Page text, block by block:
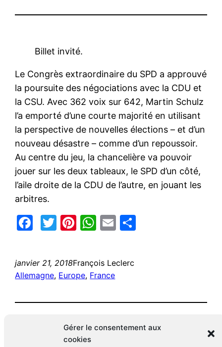
Gérer le consentement aux
cookies
Billet invité.
Le Congrès extraordinaire du SPD a approuvé
la poursuite des négociations avec la CDU et
la CSU. Avec 362 voix sur 642, Martin Schulz
l’a emporté d’une courte majorité en utilisant
la perspective de nouvelles élections – et d’un
nouveau désastre – comme d’un repoussoir.
Au centre du jeu, la chancelière va pouvoir
jouer sur les deux tableaux, le SPD d’un côté,
l’aile droite de la CDU de l’autre, en jouant les
arbitres.
Facebook
Twitter
Pinterest
WhatsApp
Email
janvier 21, 2018François Leclerc
Allemagne, Europe, France